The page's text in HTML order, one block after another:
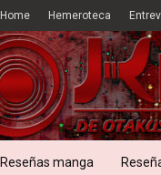
Home Hemeroteca
Reseñas manga